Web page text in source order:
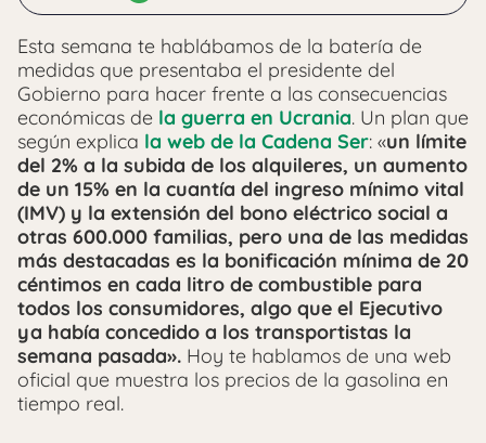
Esta semana te hablábamos de la batería de
medidas que presentaba el presidente del
Gobierno para hacer frente a las consecuencias
económicas de la guerra en Ucrania. Un plan que
según explica la web de la Cadena Ser: «un límite
del 2% a la subida de los alquileres, un aumento
de un 15% en la cuantía del ingreso mínimo vital
(IMV) y la extensión del bono eléctrico social a
otras 600.000 familias, pero una de las medidas
más destacadas es la bonificación mínima de 20
céntimos en cada litro de combustible para
todos los consumidores, algo que el Ejecutivo
ya había concedido a los transportistas la
semana pasada». Hoy te hablamos de una web
oficial que muestra los precios de la gasolina en
tiempo real.